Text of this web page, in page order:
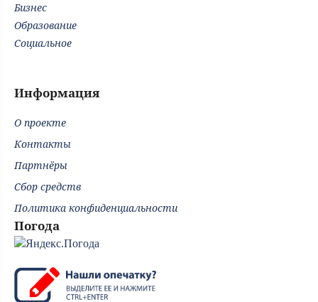
Бизнес
Образование
Социальное
Информация
О проекте
Контакты
Партнёры
Сбор средств
Политика конфиденциальности
Погода